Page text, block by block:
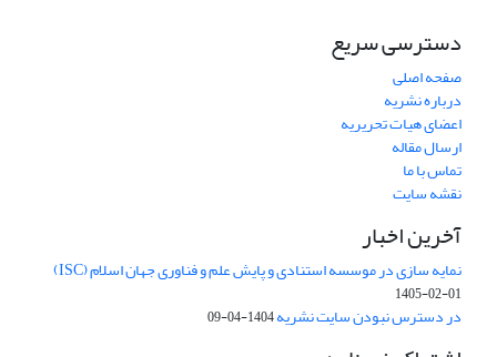
دسترسی سریع
صفحه اصلی
درباره نشریه
اعضای هیات تحریریه
ارسال مقاله
تماس با ما
نقشه سایت
آخرین اخبار
نمایه سازی در موسسه استنادی و پایش علم و فناوری جهان اسلام (ISC)
1405-02-01
در دسترس نبودن سایت نشریه1404-04-09